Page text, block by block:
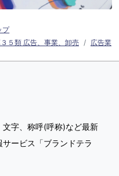
プ
５類 広告、事業、卸売 広告業
字、称呼(呼称)など最新
ービス「ブランドテラ